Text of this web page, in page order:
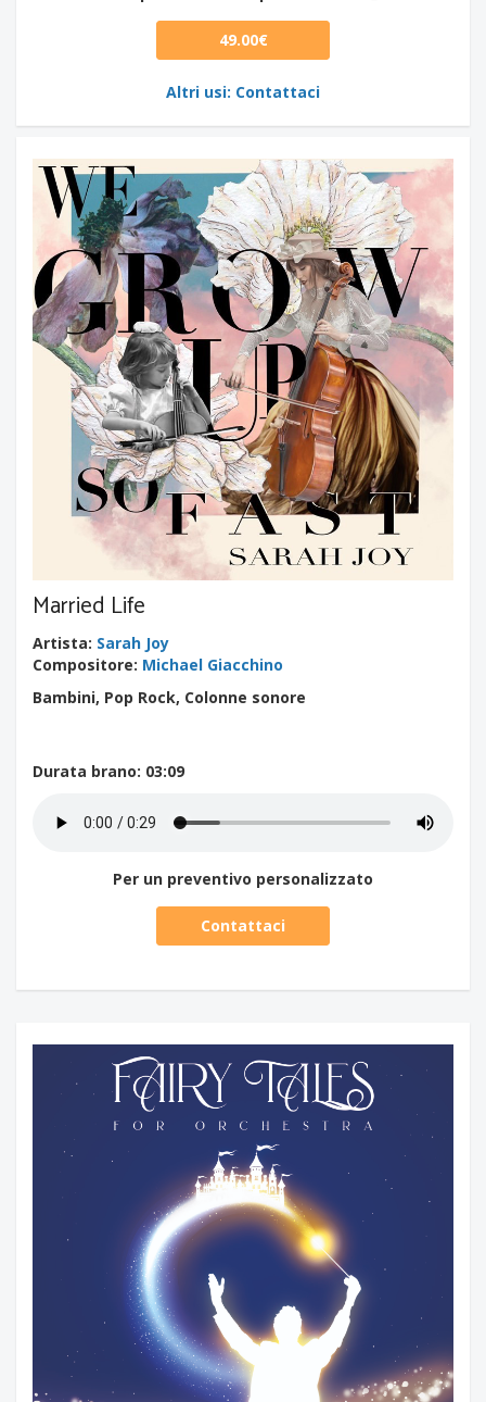
49.00€
Altri usi: Contattaci
Married Life
Artista: Sarah Joy
Compositore: Michael Giacchino
Bambini, Pop Rock, Colonne sonore
Durata brano: 03:09
Per un preventivo personalizzato
Contattaci